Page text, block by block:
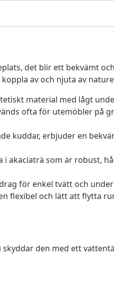
det blir ett bekvämt och
av och njuta av
material med lågt
ofta för utemöbler på
kuddar, erbjuder en
akaciaträ som är robust,
för enkel tvätt och
flexibel och lätt att flytta
den med ett